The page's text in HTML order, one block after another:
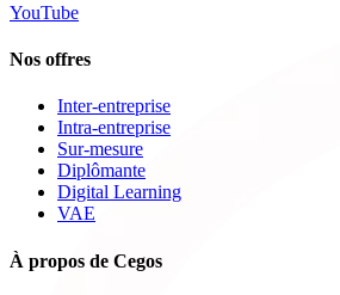
YouTube
Nos offres
Inter-entreprise
Intra-entreprise
Sur-mesure
Diplômante
Digital Learning
VAE
À propos de Cegos